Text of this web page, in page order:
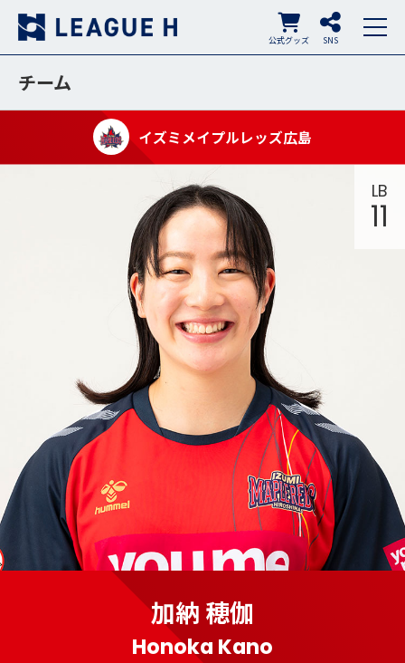
SNS
公式グッズ
チーム
イズミメイプルレッズ広島
加納 穂伽
Honoka Kano
LB
11